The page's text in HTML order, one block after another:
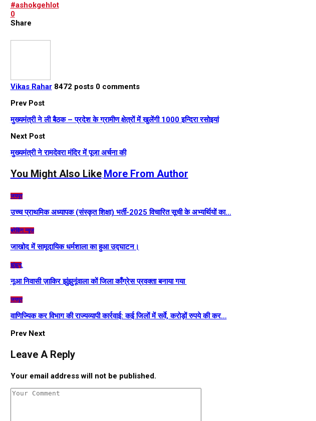
#ashokgehlot
0
Share
Vikas Rahar 8472 posts 0 comments
Prev Post
मुख्यमंत्री ने ली बैठक – प्रदेश के ग्रामीण क्षेत्रों में खुलेंगी 1000 इन्दिरा रसोइयां
Next Post
मुख्यमंत्री ने रामदेवरा मंदिर में पूजा अर्चना की
You Might Also Like More From Author
जयपुर
उच्च प्राथमिक अध्यापक (संस्कृत शिक्षा) भर्ती-2025 विचारित सूची के अभ्यर्थियों का…
ब्रेकिंग न्यूज़
जाखोद में सामूदायिक धर्मशाला का हुआ उद्घाटन।
झुंझुनू
नूआ निवासी ज़ाकिर झुंझुनूंवाला कों जिला काँग्रेस प्रवक्ता बनाया गया
जयपुर
वाणिज्यिक कर विभाग की राज्यव्यापी कार्रवाई: कई जिलों में सर्वे, करोड़ों रुपये की कर…
Prev Next
Leave A Reply
Your email address will not be published.